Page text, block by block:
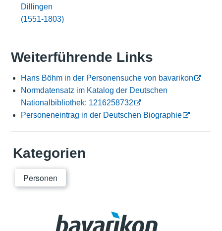
Dillingen
(1551-1803)
Weiterführende Links
Hans Böhm in der Personensuche von bavarikon
Normdatensatz im Katalog der Deutschen
Nationalbibliothek: 1216258732
Personeneintrag in der Deutschen Biographie
Kategorien
Personen